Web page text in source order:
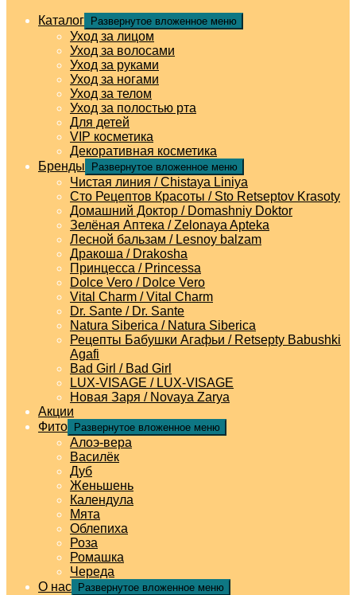
Каталог Развернутое вложенное меню
Уход за лицом
Уход за волосами
Уход за руками
Уход за ногами
Уход за телом
Уход за полостью рта
Для детей
VIP косметика
Декоративная косметика
Бренды
Развернутое вложенное меню
Чистая линия / Chistaya Liniya
Сто Рецептов Красоты / Sto Retseptov Krasoty
Домашний Доктор / Domashniy Doktor
Зелёная Аптека / Zelonaya Apteka
Лесной бальзам / Lesnoy balzam
Дракоша / Drakosha
Принцесса / Princessa
Dolce Vero / Dolce Vero
Vital Charm / Vital Charm
Dr. Sante / Dr. Sante
Natura Siberica / Natura Siberica
Рецепты Бабушки Агафьи / Retsepty Babushki
Agafi
Bad Girl / Bad Girl
LUX-VISAGE / LUX-VISAGE
Новая Заря / Novaya Zarya
Акции
Фито
Развернутое вложенное меню
Алоэ-вера
Василёк
Дуб
Женьшень
Календула
Мята
Облепиха
Роза
Ромашка
Череда
О нас
Развернутое вложенное меню